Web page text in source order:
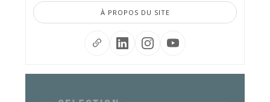
À PROPOS DU SITE